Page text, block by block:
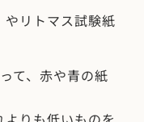
リトマス試験紙
て、赤や青の紙